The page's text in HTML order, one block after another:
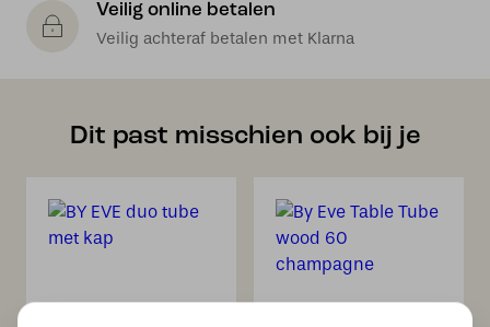
Veilig online betalen
Veilig achteraf betalen met Klarna
Dit past misschien ook bij je